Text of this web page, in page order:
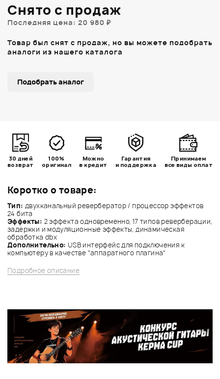
Коротко о товаре:
Тип: двухканальный ревербератор / процессор эффектов
24 бита
Эффекты: 2 эффекта одновременно, 17 типов реверберации,
задержки и модуляционные эффекты, динамическая
обработка dbx
Дополнительно: USB интерфейс для подключения к
компьютеру в качестве "аппаратного плагина"
Подробное описание
Снято с продаж
Последняя цена: 20 980 ₽
Товар был снят с продаж, но вы можете подобрать
аналоги из нашего каталога
Подобрать аналог
30 дней
возврат
100%
оригинал
Можно
в кредит
Гарантия
и поддержка
Принимаем
все виды оплат